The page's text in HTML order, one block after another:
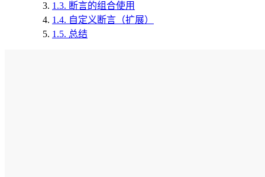
1.3. 断言的组合使用
1.4. 自定义断言（扩展）
1.5. 总结